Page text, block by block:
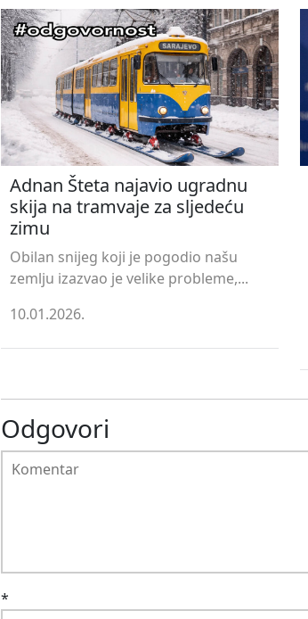
Adnan Šteta najavio ugradnu
skija na tramvaje za sljedeću
zimu
Obilan snijeg koji je pogodio našu
zemlju izazvao je velike probleme,...
10.01.2026.
Odgovori
*